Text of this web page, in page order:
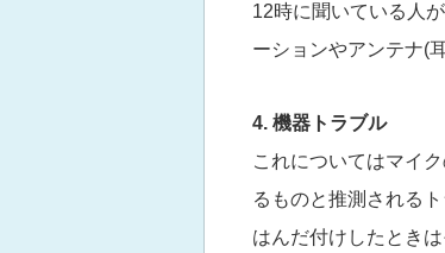
12時に聞いている人
ーションやアンテナ(
4. 機器トラブル
これについてはマイ
るものと推測される
はんだ付けしたとき